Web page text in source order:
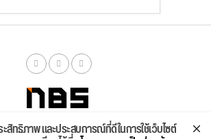
สิทธิภาพ และประสบการณ์ที่ดีในการใช้เว็บไซต์